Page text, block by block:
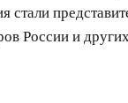
стали
России и